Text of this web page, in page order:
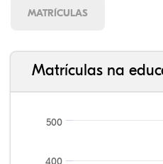
MATRÍCULAS
Matrículas na
400
500